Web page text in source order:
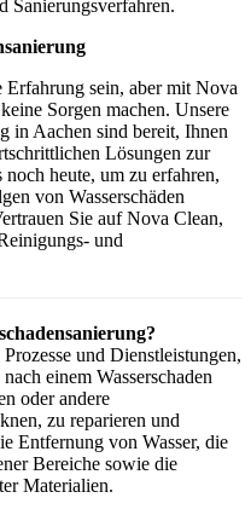
Sanierungsverfahren.
Erfahrung sein, aber mit Nova
Sorgen machen. Unsere
in Aachen sind bereit, Ihnen
Lösungen zur
heute, um zu erfahren,
von Wasserschäden
Sie auf Nova Clean,
und
und Dienstleistungen,
einem Wasserschaden
oder andere
zu reparieren und
Entfernung von Wasser, die
Bereiche sowie die
Materialien.